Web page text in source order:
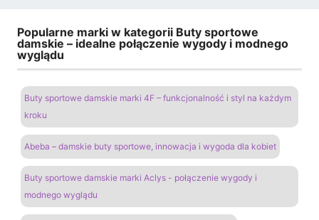
Popularne marki w kategorii Buty sportowe
damskie – idealne połączenie wygody i modnego
wyglądu
Buty sportowe damskie marki 4F – funkcjonalność i styl na każdym
kroku
Abeba – damskie buty sportowe, innowacja i wygoda dla kobiet
Buty sportowe damskie marki Aclys - połączenie wygody i
modnego wyglądu